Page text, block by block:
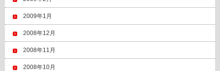
2009年1月
2008年12月
2008年11月
2008年10月